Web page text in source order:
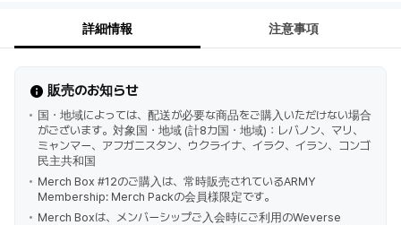
詳細情報 注意事項
販売のお知らせ
国・地域によっては、配送が必要な商品をご購入いただけない場合
がございます。対象国・地域 (計8カ国・地域)：レバノン、マリ、
ミャンマー、アフガニスタン、ウクライナ、イラク、イラン、コンゴ
民主共和国
Merch Box #12のご購入は、常時販売されているARMY
Membership: Merch Packの会員様限定です。
Merch Boxは、メンバーシップご入会時にご利用のWeverse